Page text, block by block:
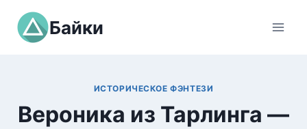
Перейти
содержимому
Байки
ИСТОРИЧЕСКОЕ ФЭНТЕЗИ
Вероника из Тарлинга —